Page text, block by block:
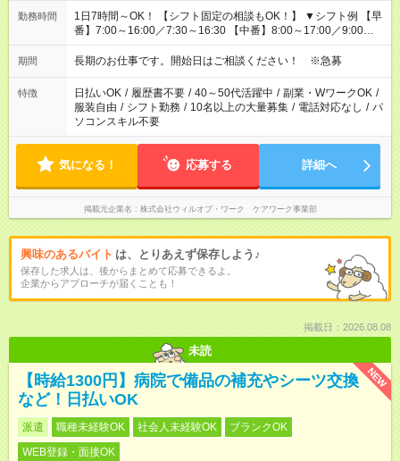
勤務時間
1日7時間～OK！ 【シフト固定の相談もOK！】 ▼シフト例 【早
番】7:00～16:00／7:30～16:30 【中番】8:00～17:00／9:00～
18:00 【遅番】11:00～20:00／13:00～22:00
期間 長期のお仕事です。開始日はご相談ください！ ※急募
特徴 日払いOK / 履歴書不要 / 40～50代活躍中 / 副業・WワークOK /
服装自由 / シフト勤務 / 10名以上の大量募集 / 電話対応なし / パ
ソコンスキル不要
気になる！ 応募する 詳細へ
掲載元企業名 株式会社ウィルオブ・ワーク ケアワーク事業部
興味のあるバイト は、とりあえず保存しよう♪
保存した求人は、後からまとめて応募できるよ。
企業からアプローチが届くことも！
掲載日：2026.08.08
未読
NEW
【時給1300円】病院で備品の補充やシーツ交換
など！日払いOK
派遣 職種未経験OK 社会人未経験OK
ブランクOK
WEB登録・面接OK